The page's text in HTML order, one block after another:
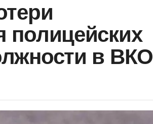
полицейских
в ВКО